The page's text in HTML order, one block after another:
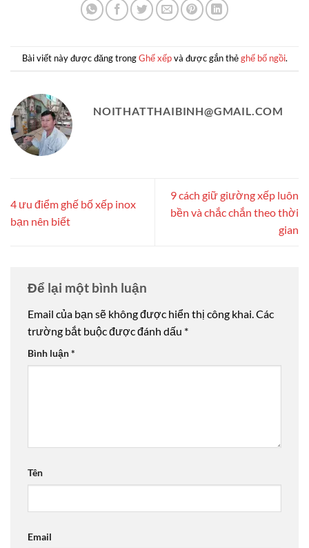
Bài viết này được đăng trongGhế xếpvà được gắn thẻghế bố ngồi.
NOITHATTHAIBINH@GMAIL.COM
4 ưu điểm ghế bố xếp inox
bạn nên biết
9 cách giữ giường xếp luôn
bền và chắc chắn theo thời
gian
Để lại một bình luận
Email của bạn sẽ không được hiển thị công khai.Các
trường bắt buộc được đánh dấu *
Bình luận*
Tên
Email